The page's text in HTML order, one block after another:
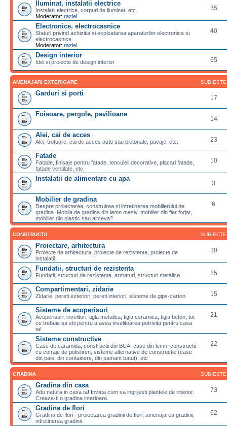
Iluminat, instalatii electrice
Instalatii electrice, corpuri de iluminat, etc.
Moderator: raziel
35
Electronice, electrocasnice
Sfaturi privind achizitia si exploatarea aparaturilor electronice si
electrocasnice.
Moderator: raziel
40
Design interior
Idei si proiecte de design interior 65
AMENAJARI EXTERIOARE SUBIECTE
Garduri si porti
17
Foisoare, pergole, pavilioane
14
Alei, cai de acces
Alei, trotuare, cai de acces auto sau pietonale, pavaje, etc. 23
Fatade
Fatade, finisaje pentru fatade, tencuieli decorative, placari fatade,
fatade ventilate, etc.
10
Instalatii de alimentare cu apa
3
Mobilier de gradina
Despre proiectarea, construirea si intretinerea mobilierului de
gradina. Mobila de gradina din lemn masiv, mobilier din fier forjat,
mobilier din plastic sau altceva?
6
CONSTRUCTII SUBIECTE
Proiectare, arhitectura
Proiecte de arhitectura, proiecte de rezistenta, proiecte de
instalatii
30
Fundatii, structuri de rezistenta
Fundatii, structuri de rezistenta, armaturi, structuri metalice 25
Compartimentari, zidarie
Zidarie, pereti exteriori, pereti interiori, sisteme de gips-carton 15
Sisteme de acoperisuri
Acoperisuri, invelitori, tigla metalica, tigla ceramica, tigla beton, tot
ce trebuie sa stii pentru a avea invelitoarea potrivita pentru casa
ta!
21
Sisteme constructive
Case de caramida, constructii din BCA, case din lemn, constructii
cu cofraje de polistiren, sisteme alternative de constructie (case
din paie, din containere, din pamant batut), etc
22
GRADINA SUBIECTE
Gradina din casa
Adu natura in casa ta! Invata cum sa ingrijesti plantele de interior.
Creaza-ti o gradina interioara.
73
Gradina de flori
Gradina de flori - proiectarea gradinii de flori, amenajarea gradinii,
intretinerea gradinii
62